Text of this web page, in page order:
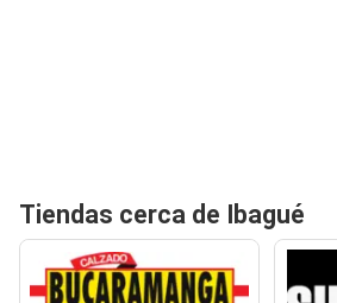
Tiendas cerca de Ibagué